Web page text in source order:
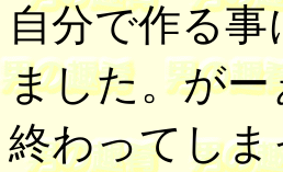
自分で作る
ました。が
終わってし